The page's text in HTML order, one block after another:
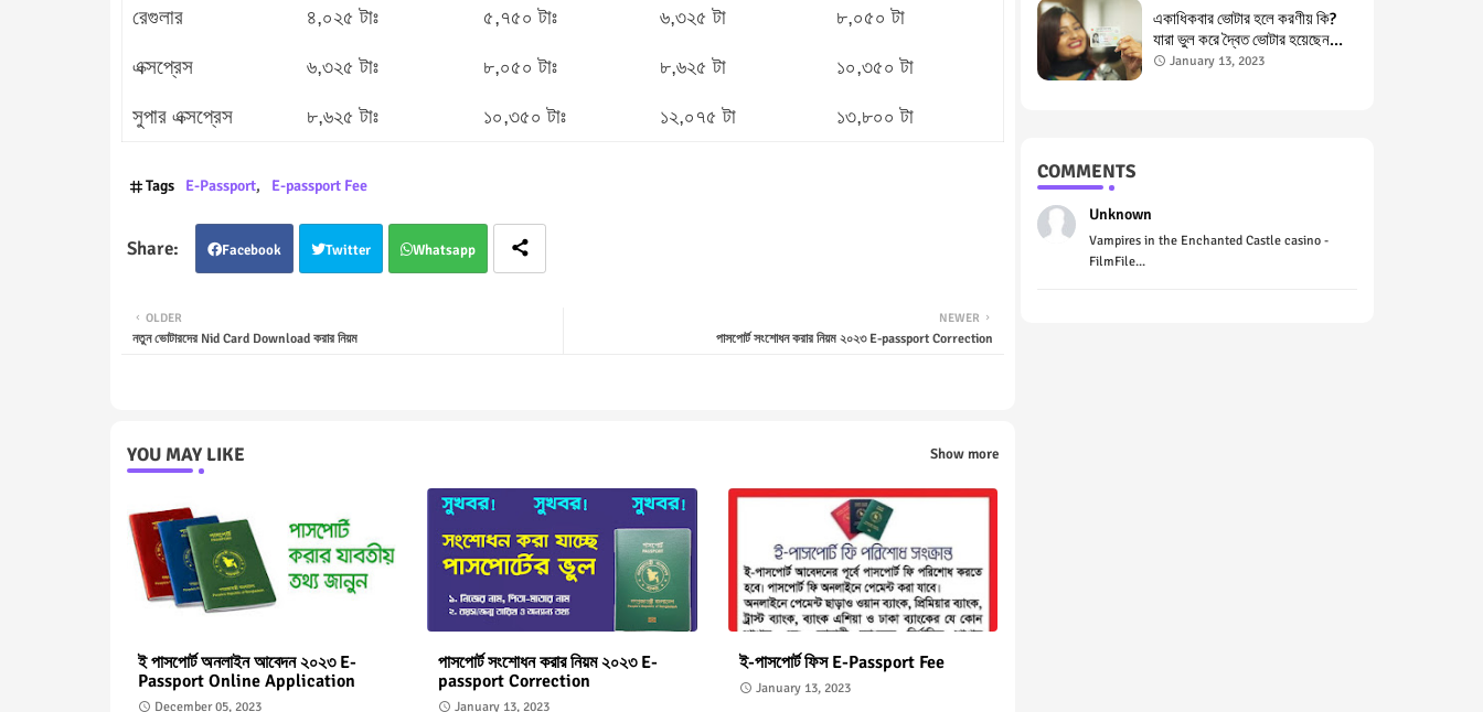
রেগুলার ৪,০২৫ টাঃ ৫,৭৫০ টাঃ ৬,৩২৫ টা ৮,০৫০ টা
এক্সপ্রেস ৬,৩২৫ টাঃ ৮,০৫০ টাঃ ৮,৬২৫ টা ১০,৩৫০ টা
সুপার এক্সপ্রেস ৮,৬২৫ টাঃ ১০,৩৫০ টাঃ ১২,০৭৫ টা ১৩,৮০০ টা
Tags E-Passport E-passport Fee
Facebook Twitter Whatsapp
NEWER
পাসপোর্ট সংশোধন করার নিয়ম ২০২৩ E-passport Correction
OLDER
নতুন ভোটারদের Nid Card Download করার নিয়ম
YOU MAY LIKE Show more
ই পাসপোর্ট অনলাইন আবেদন ২০২৩ E-
Passport Online Application
December 05, 2023
পাসপোর্ট সংশোধন করার নিয়ম ২০২৩ E-
passport Correction
January 13, 2023
ই-পাসপোর্ট ফিস E-Passport Fee
January 13, 2023
একাধিকবার ভোটার হলে করণীয় কি?
যারা ভুল করে দ্বৈত ভোটার হয়েছেন
তাদের জন্য পরামর্শ Double Voter
January 13, 2023
COMMENTS
Unknown
Vampires in the Enchanted Castle casino -
FilmFile...